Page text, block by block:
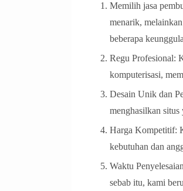
Memilih jasa
menarik,
beberapa
Regu Profesional:
komputerisasi,
Desain Unik dan
menghasilkan
Harga Kompetitif:
kebutuhan dan
Waktu
sebab itu, kami